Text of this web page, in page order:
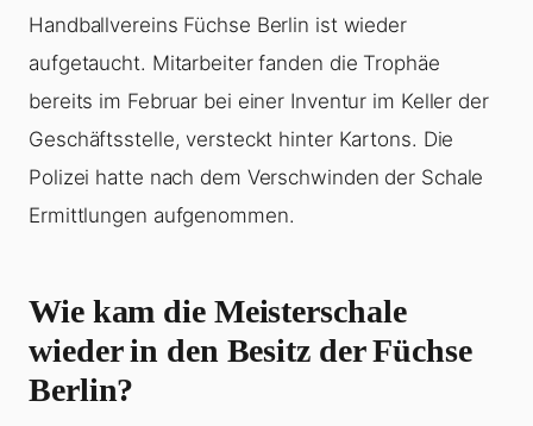
Handballvereins Füchse Berlin ist wieder
aufgetaucht. Mitarbeiter fanden die Trophäe
bereits im Februar bei einer Inventur im Keller der
Geschäftsstelle, versteckt hinter Kartons. Die
Polizei hatte nach dem Verschwinden der Schale
Ermittlungen aufgenommen.
Wie kam die Meisterschale
wieder in den Besitz der Füchse
Berlin?